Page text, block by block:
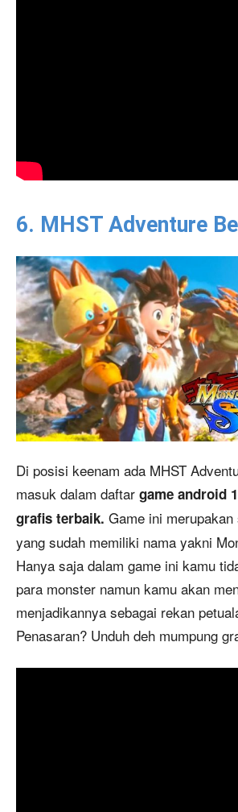
6. MHST Adventure
Di posisi keenam ada MHST
masuk dalam daftar game android
grafis terbaik. Game ini
yang sudah memiliki nama yakni
Hanya saja dalam game ini kamu
para monster namun kamu akan
menjadikannya sebagai rekan
Penasaran? Unduh deh mumpung